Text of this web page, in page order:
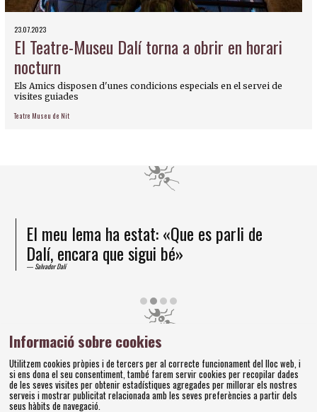
23.07.2023
El Teatre-Museu Dalí torna a obrir en horari
nocturn
Els Amics disposen d'unes condicions especials en el servei de
visites guiades
Teatre Museu de Nit
El meu lema ha estat: «Que es parli de
Dalí, encara que sigui bé»
Salvador Dalí
Figueres
Tel. 972 677 520 |amics@fundaciodali.org
Informació sobre cookies
Utilitzem cookies pròpies i de tercers per al correcte funcionament del lloc web, i
si ens dona el seu consentiment, també farem servir cookies per recopilar dades
de les seves visites per obtenir estadístiques agregades per millorar els nostres
serveis i mostrar publicitat relacionada amb les seves preferències a partir dels
seus hàbits de navegació.